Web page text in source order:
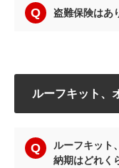
盗難保険はあ
ルーフキット、
ルーフキット
納期はどれく